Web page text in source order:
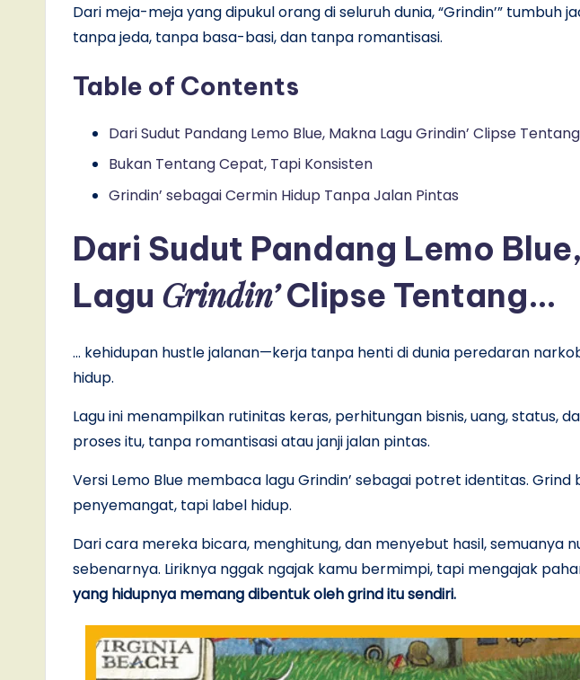
Dari meja-meja yang dipukul orang di seluruh dunia, “Grindin’” tumbuh
tanpa jeda, tanpa basa-basi, dan tanpa romantisasi.
Table of Contents
Dari Sudut Pandang Lemo Blue, Makna Lagu Grindin’ Clipse
Bukan Tentang Cepat, Tapi Konsisten
Grindin’ sebagai Cermin Hidup Tanpa Jalan Pintas
Dari Sudut Pandang Lemo
Lagu Grindin’Clipse Tentang…
… kehidupan hustle jalanan—kerja tanpa henti di dunia peredaran
hidup.
Lagu ini menampilkan rutinitas keras, perhitungan bisnis, uang, status,
proses itu, tanpa romantisasi atau janji jalan pintas.
Versi Lemo Blue membaca lagu Grindin’ sebagai potret identitas. Grind
penyemangat, tapi label hidup.
Dari cara mereka bicara, menghitung, dan menyebut hasil, semuanya
sebenarnya. Liriknya nggak ngajak kamu bermimpi, tapi mengajak
yang hidupnya memang dibentuk oleh grind itu sendiri.